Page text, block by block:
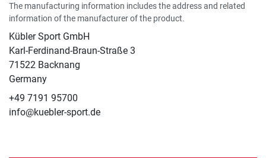
The manufacturing information includes the address and related
information of the manufacturer of the product.
Kübler Sport GmbH
Karl-Ferdinand-Braun-Straße 3
71522 Backnang
Germany
+49 7191 95700
info@kuebler-sport.de